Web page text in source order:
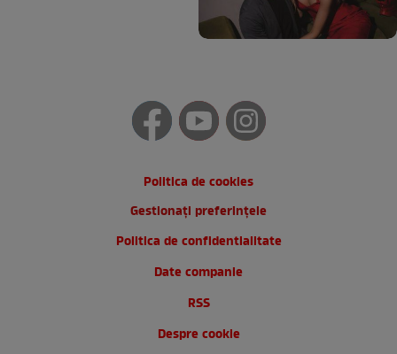
Politica de cookies
Gestionați preferințele
Politica de confidentialitate
Date companie
RSS
Despre cookie